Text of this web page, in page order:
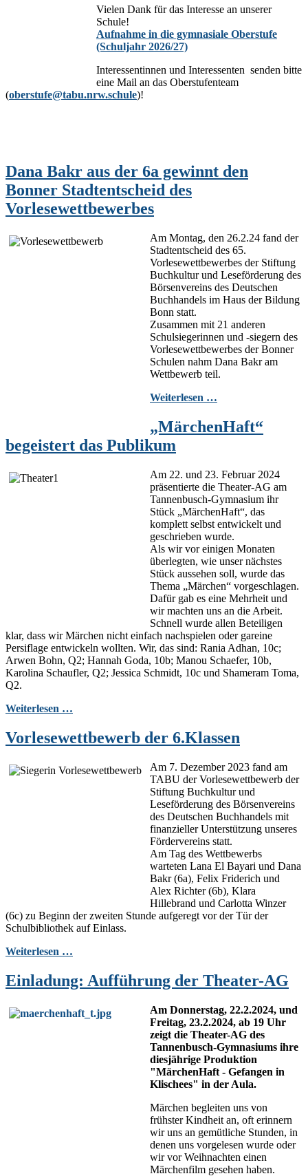
Vielen Dank für das Interesse an unserer
Schule!
Aufnahme in die gymnasiale Oberstufe
(Schuljahr 2026/27)
Interessentinnen und Interessenten senden bitte
eine Mail an das Oberstufenteam
(oberstufe@tabu.nrw.schule)!
Dana Bakr aus der 6a gewinnt den
Bonner Stadtentscheid des
Vorlesewettbewerbes
Am Montag, den 26.2.24 fand der
Stadtentscheid des 65.
Vorlesewettbewerbes der Stiftung
Buchkultur und Leseförderung des
Börsenvereins des Deutschen
Buchhandels im Haus der Bildung
Bonn statt.
Zusammen mit 21 anderen
Schulsiegerinnen und -siegern des
Vorlesewettbewerbes der Bonner
Schulen nahm Dana Bakr am
Wettbewerb teil.
Weiterlesen …
„MärchenHaft“
begeistert das Publikum
Am 22. und 23. Februar 2024
präsentierte die Theater-AG am
Tannenbusch-Gymnasium ihr
Stück „MärchenHaft“, das
komplett selbst entwickelt und
geschrieben wurde.
Als wir vor einigen Monaten
überlegten, wie unser nächstes
Stück aussehen soll, wurde das
Thema „Märchen“ vorgeschlagen.
Dafür gab es eine Mehrheit und
wir machten uns an die Arbeit.
Schnell wurde allen Beteiligen
klar, dass wir Märchen nicht einfach nachspielen oder gareine
Persiflage entwickeln wollten. Wir, das sind: Rania Adhan, 10c;
Arwen Bohn, Q2; Hannah Goda, 10b; Manou Schaefer, 10b,
Karolina Schaufler, Q2; Jessica Schmidt, 10c und Shameram Toma,
Q2.
Weiterlesen …
Vorlesewettbewerb der 6.Klassen
Am 7. Dezember 2023 fand am
TABU der Vorlesewettbewerb der
Stiftung Buchkultur und
Leseförderung des Börsenvereins
des Deutschen Buchhandels mit
finanzieller Unterstützung unseres
Fördervereins statt.
Am Tag des Wettbewerbs
warteten Lana El Bayari und Dana
Bakr (6a), Felix Friderich und
Alex Richter (6b), Klara
Hillebrand und Carlotta Winzer
(6c) zu Beginn der zweiten Stunde aufgeregt vor der Tür der
Schulbibliothek auf Einlass.
Weiterlesen …
Einladung: Aufführung der Theater-AG
Am Donnerstag, 22.2.2024, und
Freitag, 23.2.2024, ab 19 Uhr
zeigt die Theater-AG des
Tannenbusch-Gymnasiums ihre
diesjährige Produktion
"MärchenHaft - Gefangen in
Klischees" in der Aula.
Märchen begleiten uns von
frühster Kindheit an, oft erinnern
wir uns an gemütliche Stunden, in
denen uns vorgelesen wurde oder
wir vor Weihnachten einen
Märchenfilm gesehen haben.